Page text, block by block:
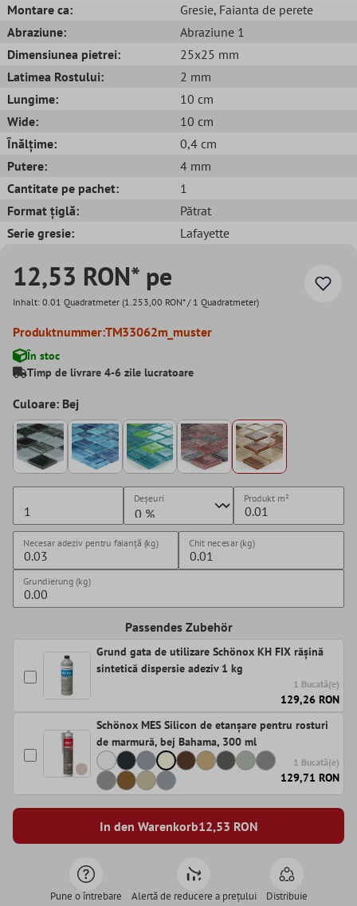
Montare ca:
Gresie, Faianta de perete
Abraziune:
Abraziune 1
Dimensiunea pietrei:
25x25 mm
Latimea Rostului:
2 mm
Lungime:
10 cm
Wide:
10 cm
Înălțime:
0,4 cm
Putere:
4 mm
Cantitate pe pachet:
1
Format țiglă:
Pătrat
Serie gresie:
Lafayette
12,53 RON* pe
Inhalt: 0.01 Quadratmeter (1.253,00 RON* / 1 Quadratmeter)
Produktnummer:TM33062m_muster
În stoc
Timp de livrare 4-6 zile lucratoare
Culoare: Bej
Deșeuri Produkt m²
Necesar adeziv pentru faianță (kg) Chit necesar (kg)
Grundierung (kg)
Passendes Zubehör
Grund gata de utilizare Schönox KH FIX rășină
sintetică dispersie adeziv 1 kg
1 Bucată(e)
129,26 RON
Schönox MES Silicon de etanșare pentru rosturi
de marmură, bej Bahama, 300 ml
1 Bucată(e)
129,71 RON
In den Warenkorb12,53 RON
Pune o întrebare Alertă de reducere a prețului Distribuie